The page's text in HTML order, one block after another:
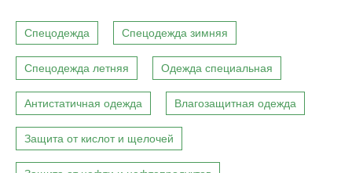
Спецодежда Спецодежда зимняя
Спецодежда летняя Одежда специальная
Антистатичная одежда Влагозащитная одежда
Защита от кислот и щелочей